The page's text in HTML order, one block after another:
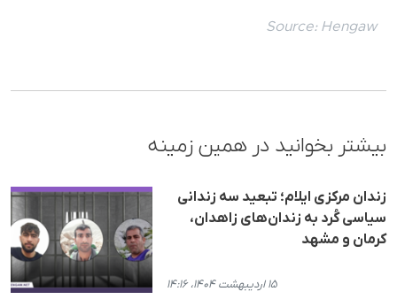
Source: Hengaw
بیشتر بخوانید در همین زمینه
زندان مرکزی ایلام؛ تبعید سه زندانی
سیاسی کُرد به زندان‌های زاهدان،
کرمان و مشهد
۱۵ اردیبهشت ۱۴۰۴، ۱۴:۱۶